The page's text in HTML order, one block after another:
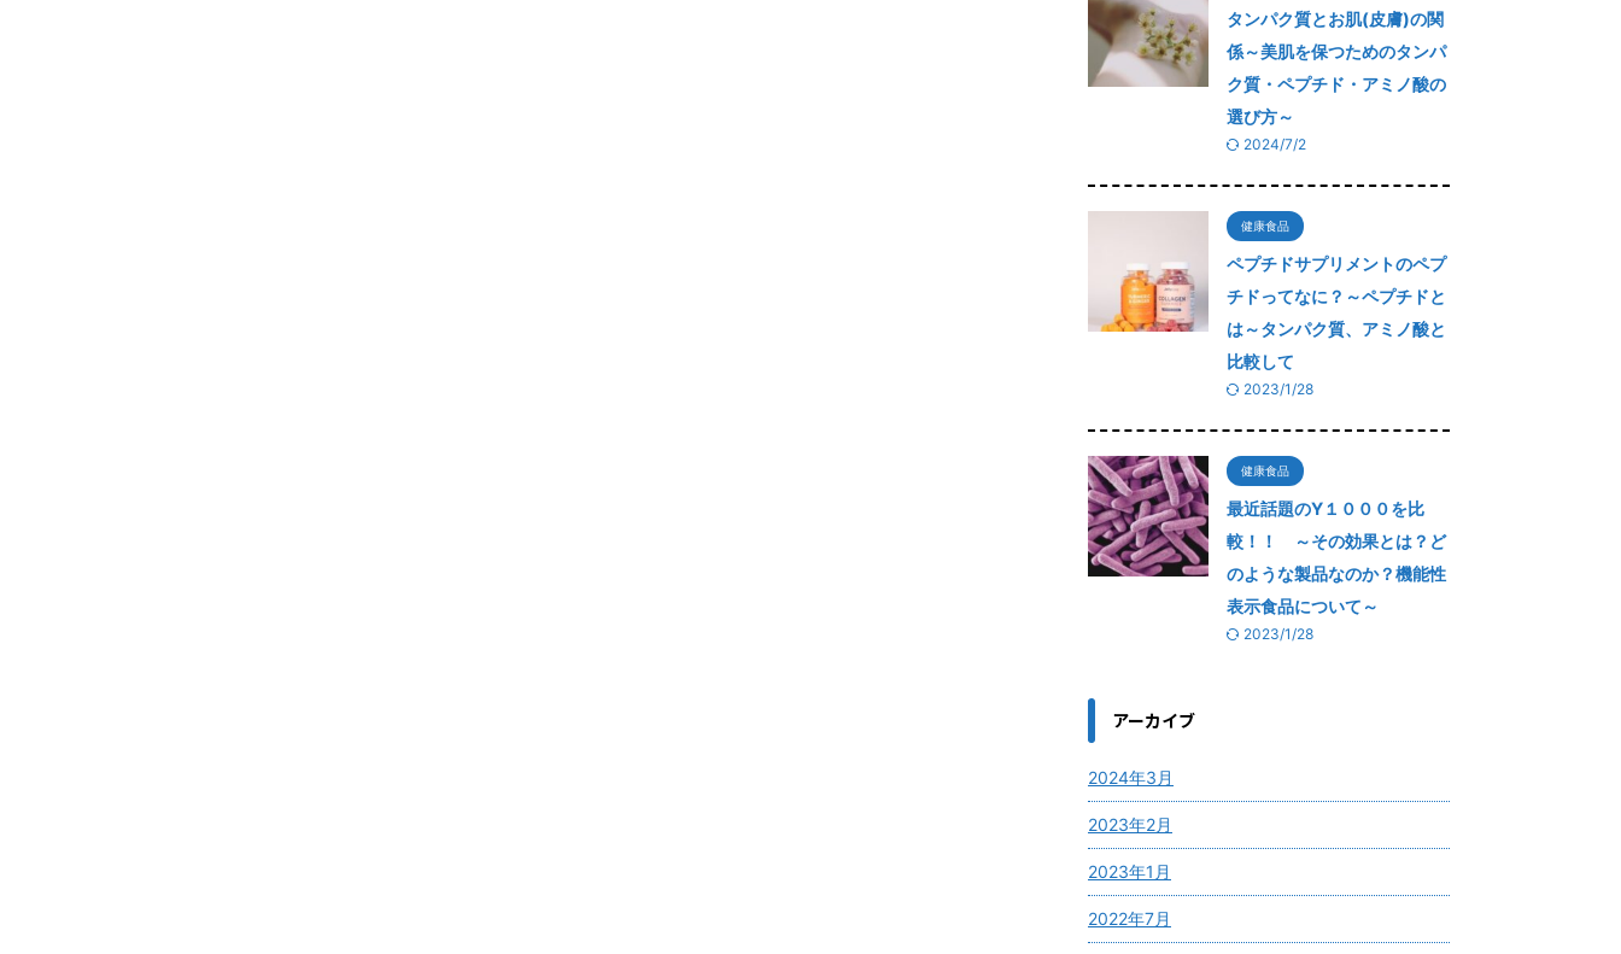
タンパク質とお肌(皮膚)の関
係～美肌を保つためのタンパ
ク質・ペプチド・アミノ酸の
選び方～
2024/7/2
健康食品
ペプチドサプリメントのペプ
チドってなに？～ペプチドと
は～タンパク質、アミノ酸と
比較して
2023/1/28
健康食品
最近話題のY１０００を比
較！！ ～その効果とは？ど
のような製品なのか？機能性
表示食品について～
2023/1/28
アーカイブ
2024年3月
2023年2月
2023年1月
2022年7月